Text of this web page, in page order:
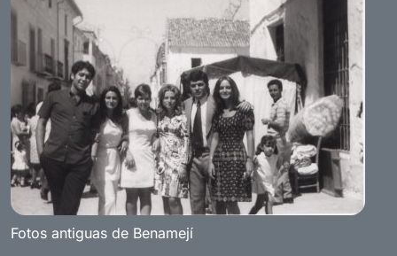
Fotos antiguas de Benamejí